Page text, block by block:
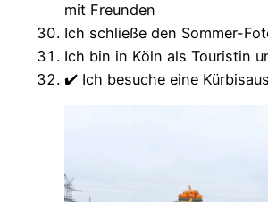
mit Freunden
Ich schließe den Sommer-
Ich bin in Köln als Touristin
✔️ Ich besuche eine